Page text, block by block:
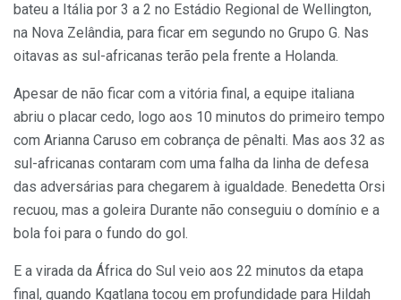
bateu a Itália por 3 a 2 no Estádio Regional de Wellington,
na Nova Zelândia, para ficar em segundo no Grupo G. Nas
oitavas as sul-africanas terão pela frente a Holanda.
Apesar de não ficar com a vitória final, a equipe italiana
abriu o placar cedo, logo aos 10 minutos do primeiro tempo
com Arianna Caruso em cobrança de pênalti. Mas aos 32 as
sul-africanas contaram com uma falha da linha de defesa
das adversárias para chegarem à igualdade. Benedetta Orsi
recuou, mas a goleira Durante não conseguiu o domínio e a
bola foi para o fundo do gol.
E a virada da África do Sul veio aos 22 minutos da etapa
final, quando Kgatlana tocou em profundidade para Hildah